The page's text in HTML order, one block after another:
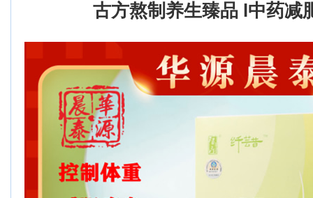
古方熬制养生臻品 l中药减